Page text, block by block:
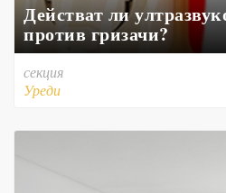
Действат ли
против гризачи?
секция
Уреди